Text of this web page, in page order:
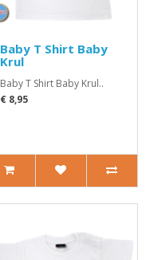
Baby T Shirt Baby
Krul
Baby T Shirt Baby Krul..
€ 8,95